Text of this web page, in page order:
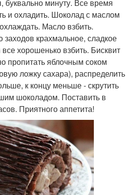
буквально минуту. Все время
и охладить. Шоколад с маслом
Масло взбить.
заходов крахмальное, сладкое
хорошенько взбить. Бисквит
пропитать яблочным соком
ложку сахара), распределить
к концу меньше - скрутить
шоколадом. Поставить в
Приятного аппетита!